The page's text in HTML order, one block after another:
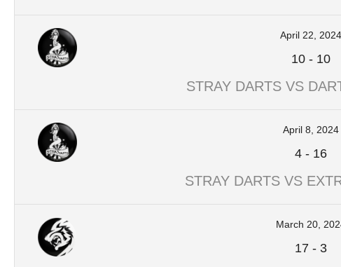
April 22, 2024
10- 10
STRAY DARTS VS
April 8, 2024
4- 16
STRAY DARTS VS
March 20,
17- 3